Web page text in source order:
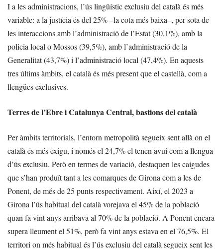
I a les administracions, l’ús lingüístic exclusiu del català és més
variable: a la justícia és del 25% –la cota més baixa–, per sota de
les interaccions amb l’administració de l’Estat (30,1%), amb la
policia local o Mossos (39,5%), amb l’administració de la
Generalitat (43,7%) i l’administració local (47,4%). En aquests
tres últims àmbits, el català és més present que el castellà, com a
llengües exclusives.
Terres de l’Ebre i Catalunya Central, bastions del català
Per àmbits territorials, l’entorn metropolità segueix sent allà on el
català és més exigu, i només el 24,7% el tenen avui com a llengua
d’ús exclusiu. Però en termes de variació, destaquen les caigudes
que s’han produït tant a les comarques de Girona com a les de
Ponent, de més de 25 punts respectivament. Així, el 2023 a
Girona l’ús habitual del català vorejava el 45% de la població
quan fa vint anys arribava al 70% de la població. A Ponent encara
supera lleument el 51%, però fa vint anys estava en el 76,5%. El
territori on més habitual és l’ús exclusiu del català segueix sent les